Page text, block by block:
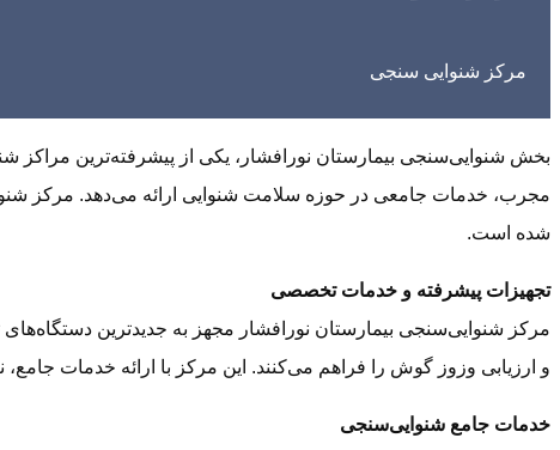
مرکز شنوایی سنجی
بخش شنوایی‌سنجی بیمارستان نورافشار، یکی از پیشرفته‌ترین مراکز
مجرب، خدمات جامعی در حوزه سلامت شنوایی ارائه می‌دهد. مرکز
شده است.
تجهیزات پیشرفته و خدمات تخصصی
مرکز شنوایی‌سنجی بیمارستان نورافشار مجهز به جدیدترین
و ارزیابی وزوز گوش را فراهم می‌کنند. این مرکز با ارائه خدمات
خدمات جامع شنوایی‌سنجی